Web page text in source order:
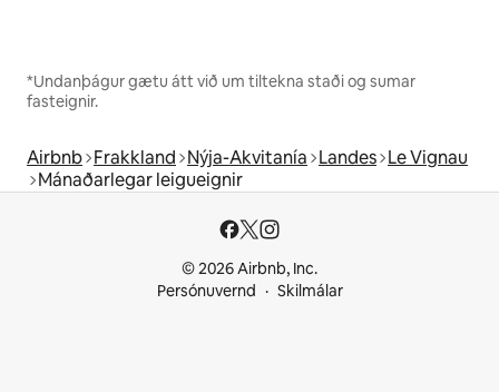
*Undanþágur gætu átt við um tiltekna staði og sumar
fasteignir.
Airbnb Frakkland Nýja-Akvitanía Landes Le Vignau
Mánaðarlegar leigueignir
© 2026 Airbnb, Inc.
Persónuvernd
Skilmálar